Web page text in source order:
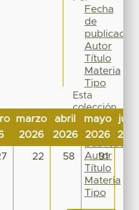
marzo
2026
abril
2026
mayo
2026
22 58 91
Fecha
de
publicación
Autor
Título
Materia
Tipo
Esta
colección
Fecha
de
publicación
Autor
Título
Materia
Tipo